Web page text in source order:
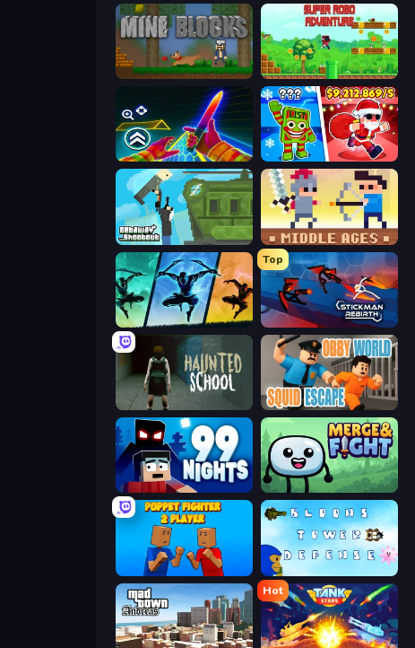
Mine Blocks Super Robo - Adventure
Surf GO Parkour Plants vs Brain Zombies
Getaway Shootout Castle Wars: Middle Ages
Shadow Ninja Revenge
Top
Stickman Rebirth
Haunted School
99 Nights (Bloxd.io) Merge & Fight
Puppet Fighter 2 Player
Hot